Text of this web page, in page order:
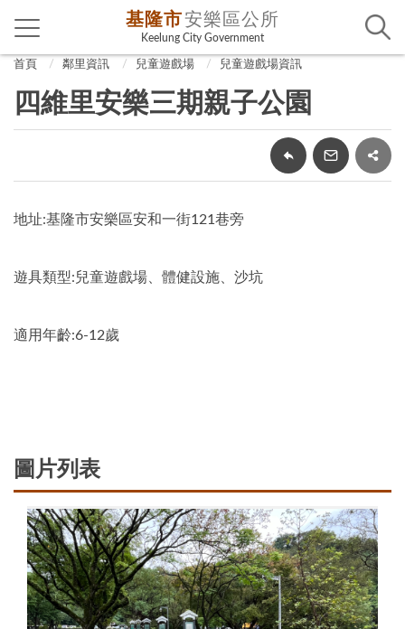
基隆市 安樂區公所
Keelung City Government
首頁 鄰里資訊 兒童遊戲場 兒童遊戲場資訊
四維里安樂三期親子公園
地址:基隆市安樂區安和一街121巷旁
遊具類型:兒童遊戲場、體健設施、沙坑
適用年齡:6-12歲
圖片列表